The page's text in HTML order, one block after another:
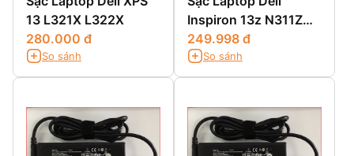
13 L321X L322X
280.000 đ
So sánh
Inspiron 13z N311Z
13z 5323 13z N301Z
249.998 đ
So sánh